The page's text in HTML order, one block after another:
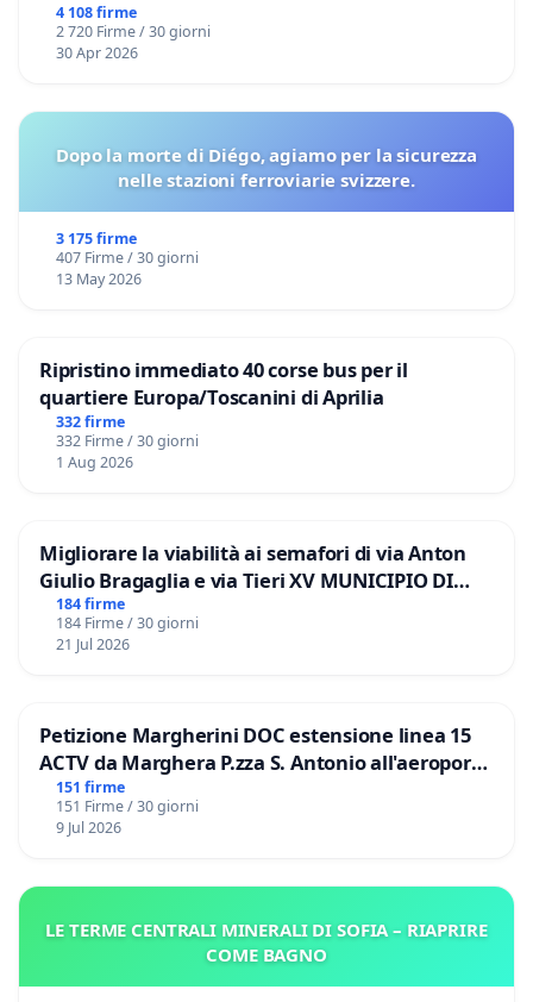
4 108 firme
2 720 Firme / 30 giorni
30 Apr 2026
Dopo la morte di Diégo, agiamo per la sicurezza
nelle stazioni ferroviarie svizzere.
3 175 firme
407 Firme / 30 giorni
13 May 2026
Ripristino immediato 40 corse bus per il
quartiere Europa/Toscanini di Aprilia
332 firme
332 Firme / 30 giorni
1 Aug 2026
Migliorare la viabilità ai semafori di via Anton
Giulio Bragaglia e via Tieri XV MUNICIPIO DI
ROMA
184 firme
184 Firme / 30 giorni
21 Jul 2026
Petizione Margherini DOC estensione linea 15
ACTV da Marghera P.zza S. Antonio all'aeroporto
Marco Polo tariffa a € 1,50
151 firme
151 Firme / 30 giorni
9 Jul 2026
LE TERME CENTRALI MINERALI DI SOFIA – RIAPRIRE
COME BAGNO